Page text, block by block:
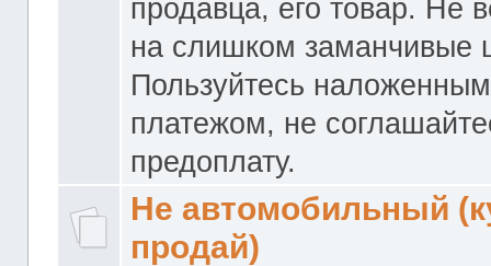
продавца, его товар. Не
на слишком заманчивые
Пользуйтесь наложенным
платежом, не
предоплату.
Не автомобильный
продай)